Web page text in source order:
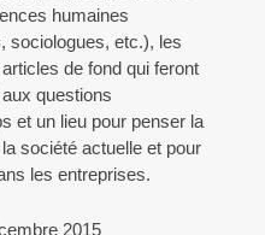
humaines
sociologues, etc.), les
de fond qui feront
questions
et un lieu pour penser la
société actuelle et pour
les entreprises.
2015